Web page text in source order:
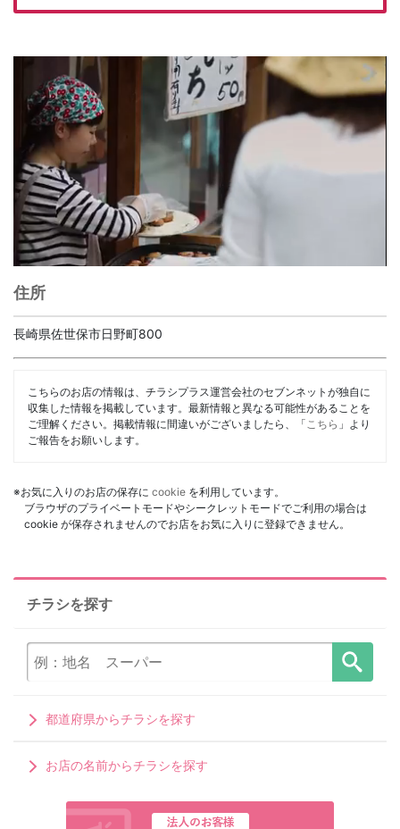
住所
長崎県佐世保市日野町800
こちらのお店の情報は、チラシプラス運営会社のセブンネットが独自に
収集した情報を掲載しています。最新情報と異なる可能性があることを
ご理解ください。掲載情報に間違いがございましたら、「 こちら 」より
ご報告をお願いします。
※お気に入りのお店の保存に cookie を利用しています。
ブラウザのプライベートモードやシークレットモードでご利用の場合は
cookie が保存されませんのでお店をお気に入りに登録できません。
チラシを探す
都道府県からチラシを探す
お店の名前からチラシを探す